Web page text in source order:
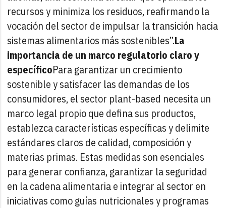
recursos y minimiza los residuos, reafirmando la
vocación del sector de impulsar la transición hacia
sistemas alimentarios más sostenibles”.La
importancia de un marco regulatorio claro y
específicoPara garantizar un crecimiento
sostenible y satisfacer las demandas de los
consumidores, el sector plant-based necesita un
marco legal propio que defina sus productos,
establezca características específicas y delimite
estándares claros de calidad, composición y
materias primas. Estas medidas son esenciales
para generar confianza, garantizar la seguridad
en la cadena alimentaria e integrar al sector en
iniciativas como guías nutricionales y programas